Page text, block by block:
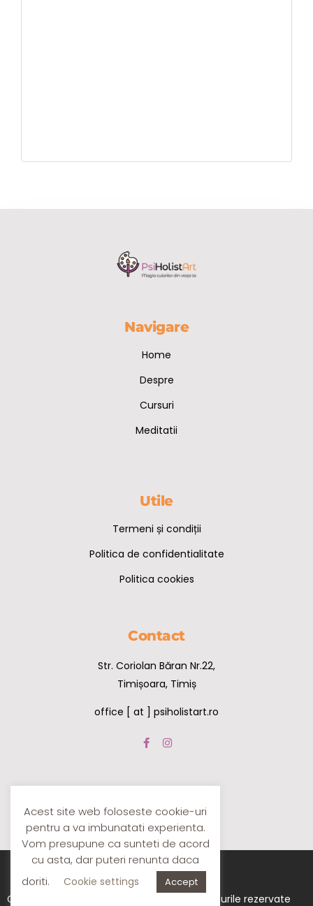
Navigare
Home
Despre
Cursuri
Meditatii
Utile
Termeni și condiții
Politica de confidentialitate
Politica cookies
Contact
Str. Coriolan Băran Nr.22,
Timișoara, Timiș
office [ at ] psiholistart.ro
Copyright PsiholistArt.ro ©2020. Toate drepturile rezervate
Acest site web foloseste cookie-uri
pentru a va imbunatati experienta.
Vom presupune ca sunteti de acord
cu asta, dar puteri renunta daca
doriti.
Cookie settings Accept